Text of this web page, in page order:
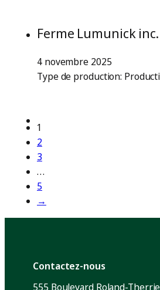
Ferme Lumunick inc.
4 novembre 2025
Type de production:
1
2
3
…
5
→
Contactez-nous
555 Boulevard Roland-